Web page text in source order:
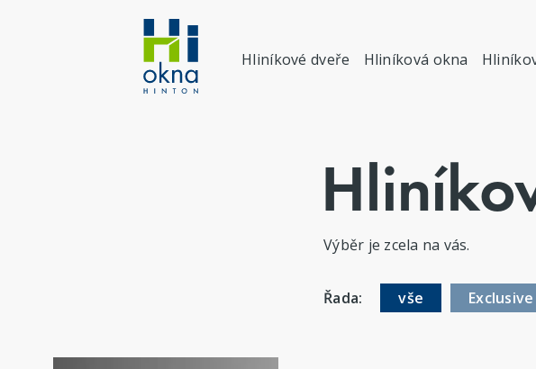
Hliníkové dveře Hliníková okna
Výběr je zcela na vás.
Řada: vše Exclusive